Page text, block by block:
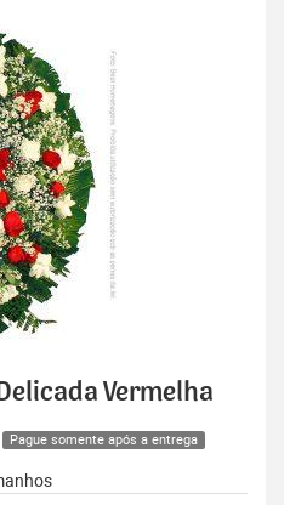
Vermelha
Pague somente após a entrega